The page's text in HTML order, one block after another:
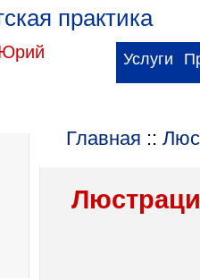
практика
Услуги
Главная ::